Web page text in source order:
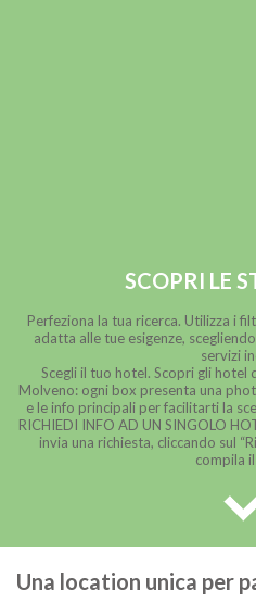
SCOPRI LE
Perfeziona la tua ricerca. Utilizza i
adatta alle tue esigenze,
servizi
Scegli il tuo hotel. Scopri gli hotel
Molveno: ogni box presenta una
e le info principali per facilitarti la
RICHIEDI INFO AD UN SINGOLO
invia una richiesta, cliccando sul
compila
★ Hotel fino a 40 euro(6 )
Una location unica per